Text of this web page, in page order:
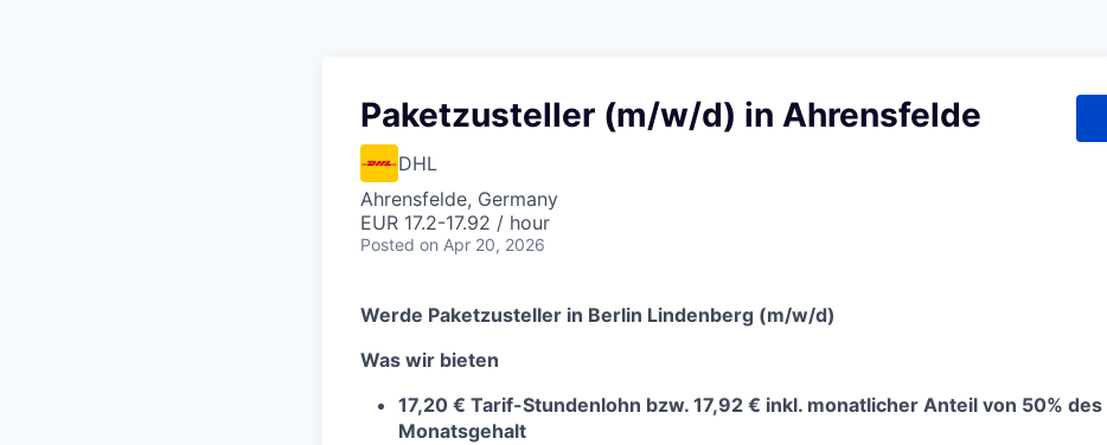
Paketzusteller (m/w/d) in Ahrensfelde
DHL
Ahrensfelde, Germany
EUR 17.2-17.92 / hour
Posted on Apr 20, 2026
Werde Paketzusteller in Berlin Lindenberg (m/w/d)
Was wir bieten
17,20 € Tarif-Stundenlohn bzw. 17,92 € inkl. monatlicher Anteil von 50% des
Monatsgehalt